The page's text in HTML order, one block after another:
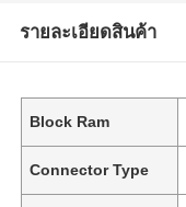
รายละเอียดสินค้า
Block Ram
Connector Type